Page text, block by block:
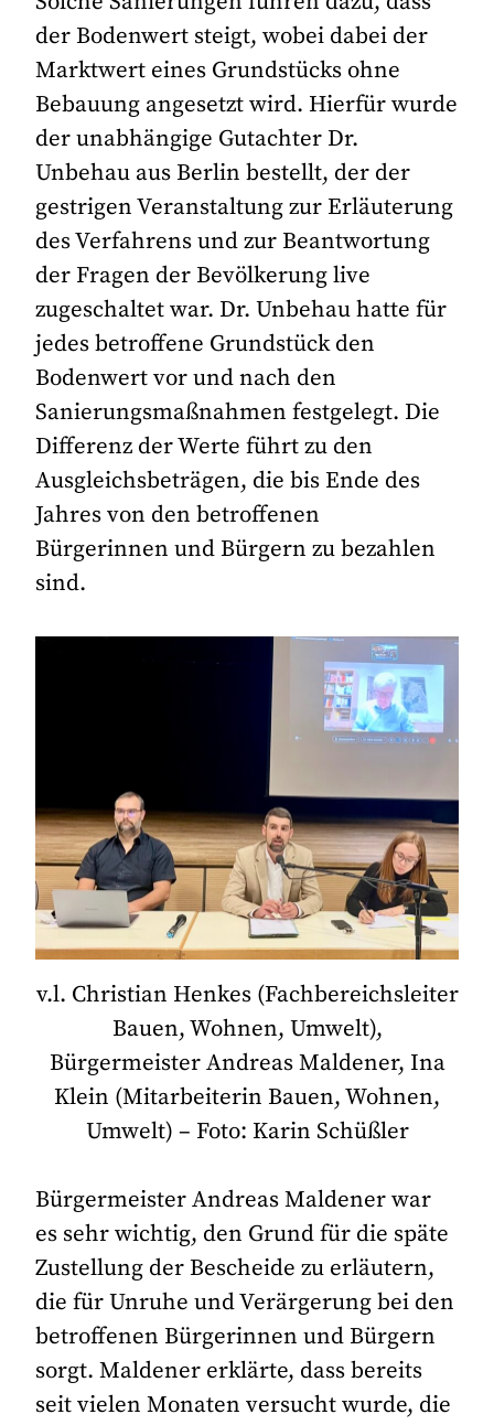
der Bodenwert steigt, wobei dabei der
Marktwert eines Grundstücks ohne
Bebauung angesetzt wird. Hierfür wurde
der unabhängige Gutachter Dr.
Unbehau aus Berlin bestellt, der der
gestrigen Veranstaltung zur Erläuterung
des Verfahrens und zur Beantwortung
der Fragen der Bevölkerung live
zugeschaltet war. Dr. Unbehau hatte für
jedes betroffene Grundstück den
Bodenwert vor und nach den
Sanierungsmaßnahmen festgelegt. Die
Differenz der Werte führt zu den
Ausgleichsbeträgen, die bis Ende des
Jahres von den betroffenen
Bürgerinnen und Bürgern zu bezahlen
sind.
v.l. Christian Henkes (Fachbereichsleiter
Bauen, Wohnen, Umwelt),
Bürgermeister Andreas Maldener, Ina
Klein (Mitarbeiterin Bauen, Wohnen,
Umwelt) – Foto: Karin Schüßler
Bürgermeister Andreas Maldener war
es sehr wichtig, den Grund für die späte
Zustellung der Bescheide zu erläutern,
die für Unruhe und Verärgerung bei den
betroffenen Bürgerinnen und Bürgern
sorgt. Maldener erklärte, dass bereits
seit vielen Monaten versucht wurde, die